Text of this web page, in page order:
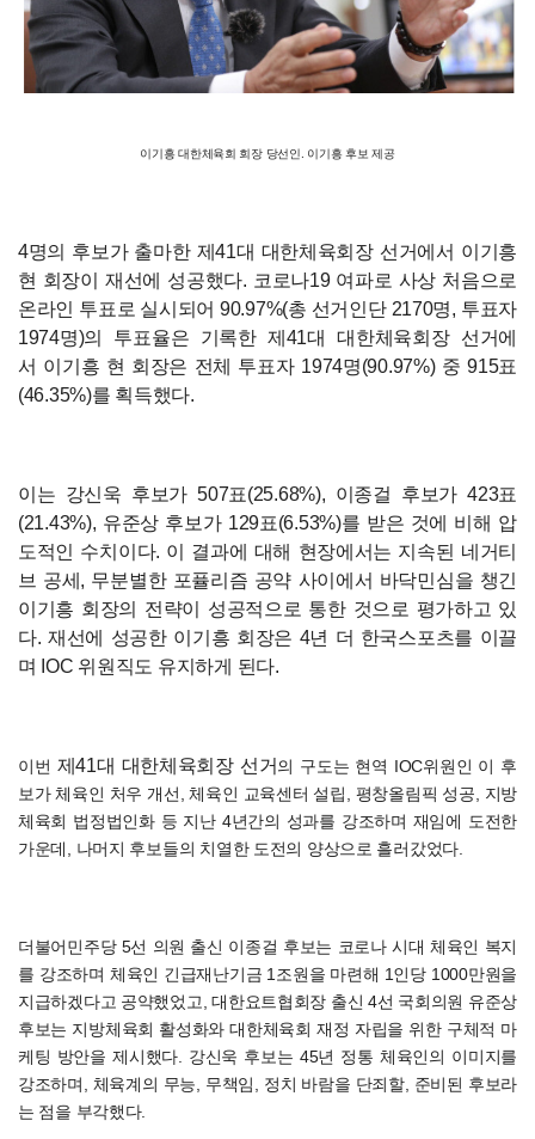
이기흥 대한체육회 회장 당선인. 이기흥 후보 제공
4명의 후보가 출마한 제41대 대한체육회장 선거에서 이기흥
현 회장이 재선에 성공했다. 코로나19 여파로 사상 처음으로
온라인 투표로 실시되어 90.97%(총 선거인단 2170명, 투표자
1974명)의 투표율은 기록한 제41대 대한체육회장 선거에
서 이기흥 현 회장은 전체 투표자 1974명(90.97%) 중 915표
(46.35%)를 획득했다.
이는 강신욱 후보가 507표(25.68%), 이종걸 후보가 423표
(21.43%), 유준상 후보가 129표(6.53%)를 받은 것에 비해 압
도적인 수치이다. 이 결과에 대해 현장에서는 지속된 네거티
브 공세, 무분별한 포퓰리즘 공약 사이에서 바닥민심을 챙긴
이기흥 회장의 전략이 성공적으로 통한 것으로 평가하고 있
다. 재선에 성공한 이기흥 회장은 4년 더 한국스포츠를 이끌
며 IOC 위원직도 유지하게 된다.
이번 제41대 대한체육회장 선거의 구도는 현역 IOC위원인 이 후
보가 체육인 처우 개선, 체육인 교육센터 설립, 평창올림픽 성공, 지방
체육회 법정법인화 등 지난 4년간의 성과를 강조하며 재임에 도전한
가운데, 나머지 후보들의 치열한 도전의 양상으로 흘러갔었다.
더불어민주당 5선 의원 출신 이종걸 후보는 코로나 시대 체육인 복지
를 강조하며 체육인 긴급재난기금 1조원을 마련해 1인당 1000만원을
지급하겠다고 공약했었고, 대한요트협회장 출신 4선 국회의원 유준상
후보는 지방체육회 활성화와 대한체육회 재정 자립을 위한 구체적 마
케팅 방안을 제시했다. 강신욱 후보는 45년 정통 체육인의 이미지를
강조하며, 체육계의 무능, 무책임, 정치 바람을 단죄할, 준비된 후보라
는 점을 부각했다.